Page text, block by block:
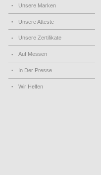
Unsere Marken
Unsere Atteste
Unsere Zertifikate
Auf Messen
In Der Presse
Wir Helfen